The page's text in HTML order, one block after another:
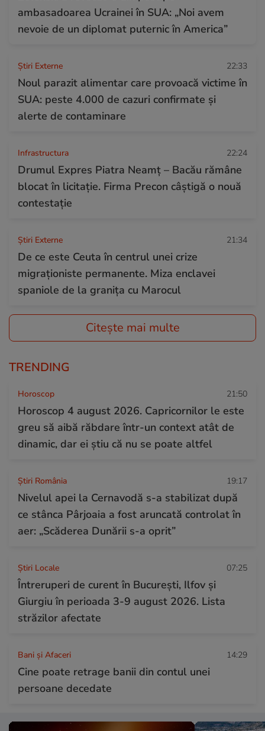
ambasadoarea Ucrainei în SUA: „Noi avem
nevoie de un diplomat puternic în America”
Știri Externe 22:33
Noul parazit alimentar care provoacă victime în
SUA: peste 4.000 de cazuri confirmate și
alerte de contaminare
Infrastructura 22:24
Drumul Expres Piatra Neamț – Bacău rămâne
blocat în licitație. Firma Precon câștigă o nouă
contestație
Știri Externe 21:34
De ce este Ceuta în centrul unei crize
migraționiste permanente. Miza enclavei
spaniole de la granița cu Marocul
Citește mai multe
TRENDING
Horoscop 21:50
Horoscop 4 august 2026. Capricornilor le este
greu să aibă răbdare într-un context atât de
dinamic, dar ei știu că nu se poate altfel
Știri România 19:17
Nivelul apei la Cernavodă s-a stabilizat după
ce stânca Pârjoaia a fost aruncată controlat în
aer: „Scăderea Dunării s-a oprit”
Știri Locale 07:25
Întreruperi de curent în București, Ilfov și
Giurgiu în perioada 3-9 august 2026. Lista
străzilor afectate
Bani și Afaceri 14:29
Cine poate retrage banii din contul unei
persoane decedate